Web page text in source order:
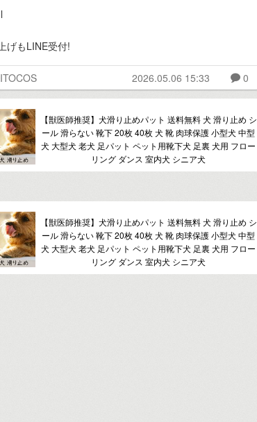
げもLINE受付!
2026.05.06 15:33 0
【獣医師推奨】犬滑り止めパット 送料無料 犬 滑り止め シ
ール 滑らない 靴下 20枚 40枚 犬 靴 肉球保護 小型犬 中型
犬 大型犬 老犬 足パット ペット用靴下犬 足裏 犬用 フロー
リング ダンス 室内犬 シニア犬
【獣医師推奨】犬滑り止めパット 送料無料 犬 滑り止め シ
ール 滑らない 靴下 20枚 40枚 犬 靴 肉球保護 小型犬 中型
犬 大型犬 老犬 足パット ペット用靴下犬 足裏 犬用 フロー
リング ダンス 室内犬 シニア犬